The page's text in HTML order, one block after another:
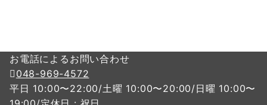
お電話によるお問い合わせ
048-969-4572
平日 10:00〜22:00/土曜 10:00〜20:00/日曜 10:00〜